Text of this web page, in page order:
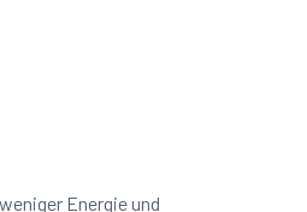
Energie und